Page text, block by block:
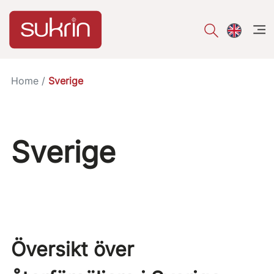
Home/ Sverige
Sverige
Översikt över